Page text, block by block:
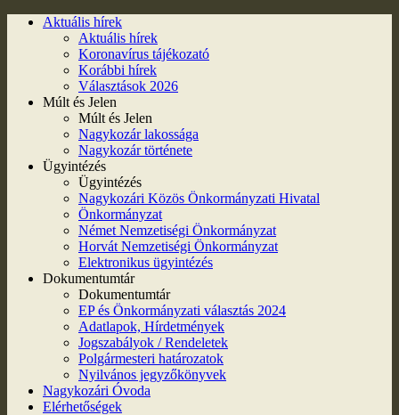
Aktuális hírek
Aktuális hírek
Koronavírus tájékozató
Korábbi hírek
Választások 2026
Múlt és Jelen
Múlt és Jelen
Nagykozár lakossága
Nagykozár története
Ügyintézés
Ügyintézés
Nagykozári Közös Önkormányzati Hivatal
Önkormányzat
Német Nemzetiségi Önkormányzat
Horvát Nemzetiségi Önkormányzat
Elektronikus ügyintézés
Dokumentumtár
Dokumentumtár
EP és Önkormányzati választás 2024
Adatlapok, Hírdetmények
Jogszabályok / Rendeletek
Polgármesteri határozatok
Nyilvános jegyzőkönyvek
Nagykozári Óvoda
Elérhetőségek